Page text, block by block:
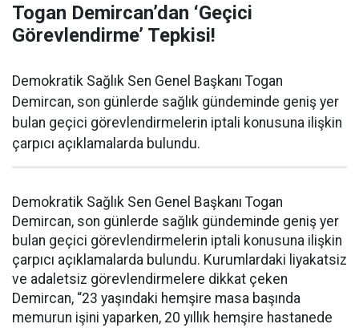
Togan Demircan’dan ‘Geçici
Görevlendirme’ Tepkisi!
Demokratik Sağlık Sen Genel Başkanı Togan
Demircan, son günlerde sağlık gündeminde geniş yer
bulan geçici görevlendirmelerin iptali konusuna ilişkin
çarpıcı açıklamalarda bulundu.
Demokratik Sağlık Sen Genel Başkanı Togan
Demircan, son günlerde sağlık gündeminde geniş yer
bulan geçici görevlendirmelerin iptali konusuna ilişkin
çarpıcı açıklamalarda bulundu. Kurumlardaki liyakatsiz
ve adaletsiz görevlendirmelere dikkat çeken
Demircan, “23 yaşındaki hemşire masa başında
memurun işini yaparken, 20 yıllık hemşire hastanede